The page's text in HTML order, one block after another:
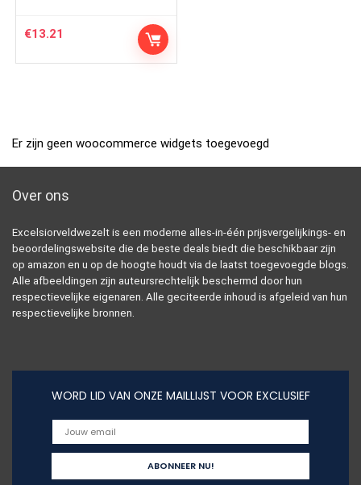
€13.21
Er zijn geen woocommerce widgets toegevoegd
Over ons
Excelsiorveldwezelt is een moderne alles-in-één prijsvergelijkings- en
beoordelingswebsite die de beste deals biedt die beschikbaar zijn
op amazon en u op de hoogte houdt via de laatst toegevoegde blogs.
Alle afbeeldingen zijn auteursrechtelijk beschermd door hun
respectievelijke eigenaren. Alle geciteerde inhoud is afgeleid van hun
respectievelijke bronnen.
WORD LID VAN ONZE MAILLIJST VOOR EXCLUSIEF